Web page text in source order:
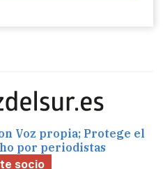
Voz propia; Protege el
por periodistas
socio